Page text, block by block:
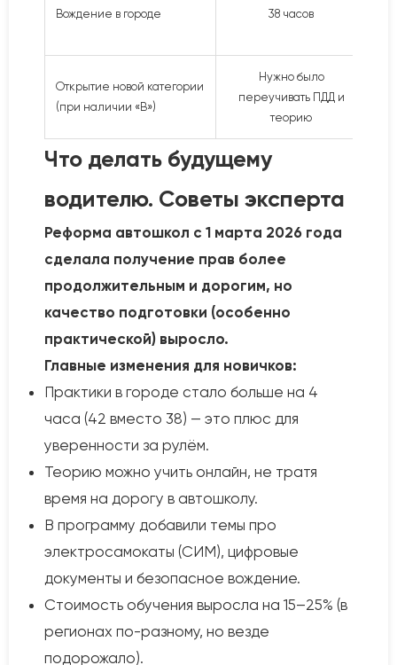
Вождение в городе 38 часов
Открытие новой категории
(при наличии «В»)
Нужно было
переучивать ПДД и
теорию
Что делать будущему
водителю. Советы эксперта
Реформа автошкол с 1 марта 2026 года
сделала получение прав более
продолжительным и дорогим, но
качество подготовки (особенно
практической) выросло.
Главные изменения для новичков:
Практики в городе стало больше на 4
часа (42 вместо 38) — это плюс для
уверенности за рулём.
Теорию можно учить онлайн, не тратя
время на дорогу в автошколу.
В программу добавили темы про
электросамокаты (СИМ), цифровые
документы и безопасное вождение.
Стоимость обучения выросла на 15–25% (в
регионах по-разному, но везде
подорожало).